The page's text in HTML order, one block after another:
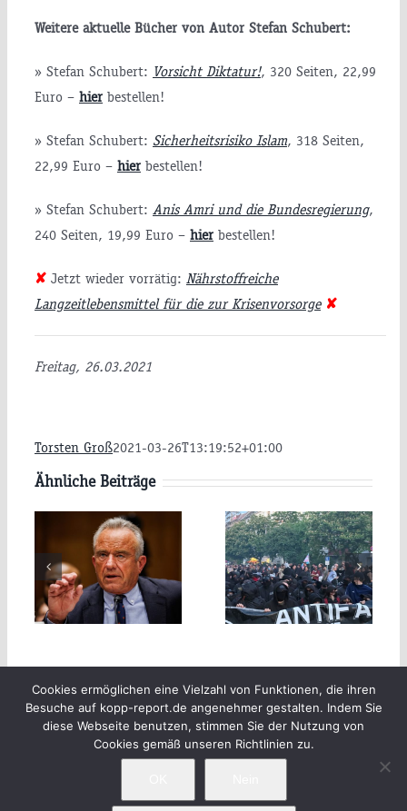
Weitere aktuelle Bücher von Autor Stefan Schubert:
» Stefan Schubert: Vorsicht Diktatur!, 320 Seiten, 22,99
Euro – hierbestellen!
» Stefan Schubert: Sicherheitsrisiko Islam, 318 Seiten,
22,99 Euro – hierbestellen!
» Stefan Schubert: Anis Amri und die Bundesregierung,
240 Seiten, 19,99 Euro – hierbestellen!
✘ Jetzt wieder vorrätig: Nährstoffreiche
Langzeitlebensmittel für die zur Krisenvorsorge ✘
Freitag, 26.03.2021
Torsten Groß2021-03-26T13:19:52+01:00
Ähnliche Beiträge
Parteitag:
Wird die
Terroristen-
durchdrehen?
Pläne:
Werden
die USA
Russland
Beiträge Archiv
Impressum
Newsletter
Kopp Verlag Datenschutzerklärung
Cookies ermöglichen eine Vielzahl von Funktionen, die ihren
Besuche auf kopp-report.de angenehmer gestalten. Indem Sie
diese Webseite benutzen, stimmen Sie der Nutzung von
Cookies gemäß unseren Richtlinien zu.